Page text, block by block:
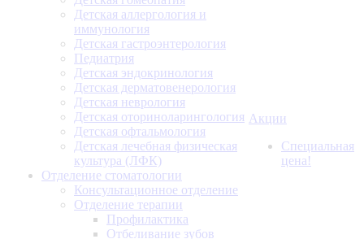
Детская аллергология и
иммунология
Детская гастроэнтерология
Педиатрия
Детская эндокринология
Детская дерматовенерология
Детская неврология
Детская оториноларингология
Детская офтальмология
Детская лечебная физическая
культура (ЛФК)
Отделение стоматологии
Консультационное отделение
Отделение терапии
Профилактика
Отбеливание зубов
Акции
Специальная
цена!